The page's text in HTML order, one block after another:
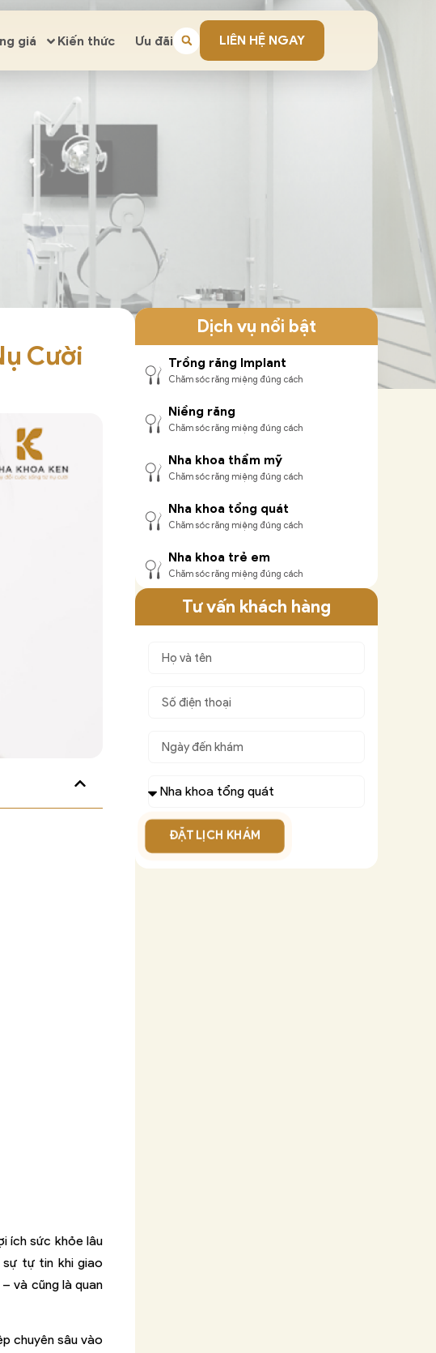
LIÊN HỆ NGAY
giá Kiến thức Ưu đãi
Cười
ích sức khỏe lâu
sự tự tin khi giao
và cũng là quan
chuyên sâu vào
Dịch vụ nổi bật
Trồng răng Implant
Chăm sóc răng miệng đúng cách
Niềng răng
Chăm sóc răng miệng đúng cách
Nha khoa thẩm mỹ
Chăm sóc răng miệng đúng cách
Nha khoa tổng quát
Chăm sóc răng miệng đúng cách
Nha khoa trẻ em
Chăm sóc răng miệng đúng cách
Tư vấn khách hàng
ĐẶT LỊCH KHÁM